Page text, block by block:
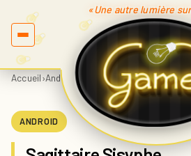
«Une autre lumière
Accueil›Android› Sagittaire Sisyphe
ANDROID